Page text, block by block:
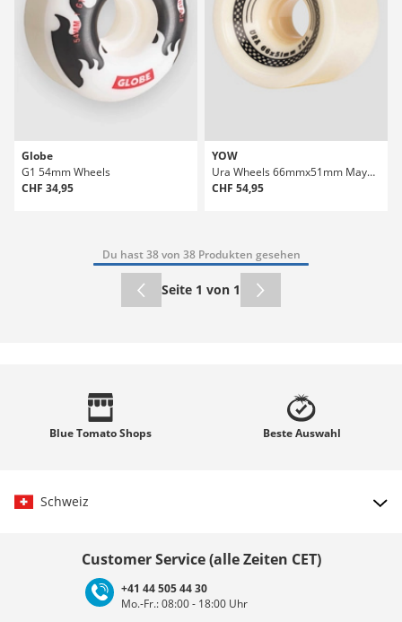
Globe
G1 54mm Wheels
CHF 34,95
YOW
Ura Wheels 66mmx51mm Mayo Shr 78A Wheels
CHF 54,95
Du hast 38 von 38 Produkten gesehen
Seite 1 von 1
Blue TomatoShops BesteAuswahl
Schweiz
Deutschland Österreich
Customer Service (alle Zeiten CET)
+41 44 505 44 30
Mo.-Fr.: 08:00 - 18:00 Uhr